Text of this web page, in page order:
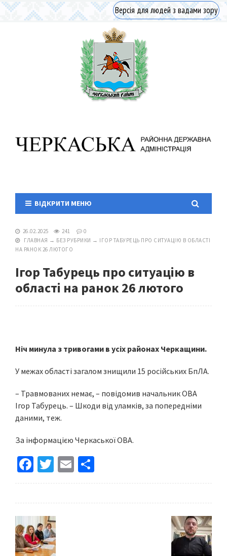
Версія для людей з вадами зору
ВІДКРИТИ МЕНЮ
26.02.2025 241
0
ГЛАВНАЯ → БЕЗ РУБРИКИ → ІГОР ТАБУРЕЦЬ ПРО СИТУАЦІЮ В ОБЛАСТІ
НА РАНОК 26 ЛЮТОГО
Ігор Табурець про ситуацію в
області на ранок 26 лютого
Ніч минула з тривогами в усіх районах Черкащини.
У межах області загалом знищили 15 російських БпЛА.
– Травмованих немає, – повідомив начальник ОВА
Ігор Табурець. – Шкоди від уламків, за попередніми
даними, теж.
За інформацією Черкаської ОВА.
Fa
ce
o
o
k
T
wi
er
E
m h